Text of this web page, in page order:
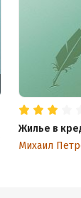
Жилье в
Михаил